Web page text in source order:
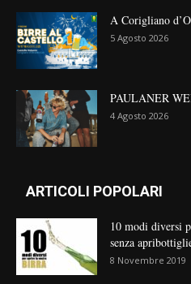
A Corigliano
5 Agosto 2026
PAULANER
4 Agosto 2026
ARTICOLI POPOLARI
10 modi diversi
senza
8 Novembre 2019